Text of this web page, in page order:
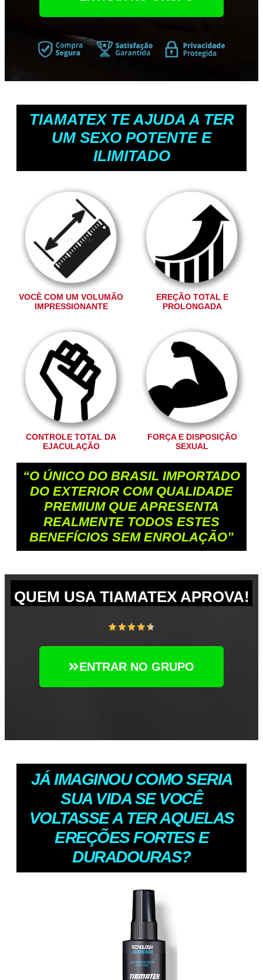
TIAMATEX TE AJUDA A TER
UM SEXO POTENTE E
ILIMITADO
VOCÊ COM UM VOLUMÃO
IMPRESSIONANTE
EREÇÃO TOTAL E
PROLONGADA
CONTROLE TOTAL DA
EJACULAÇÃO
FORÇA E DISPOSIÇÃO
SEXUAL
“O ÚNICO DO BRASIL IMPORTADO
DO EXTERIOR COM QUALIDADE
PREMIUM QUE APRESENTA
REALMENTE TODOS ESTES
BENEFÍCIOS SEM ENROLAÇÃO”
QUEM USA TIAMATEX APROVA!
ENTRAR NO GRUPO
JÁ IMAGINOU COMO SERIA
SUA VIDA SE VOCÊ
VOLTASSE A TER AQUELAS
EREÇÕES FORTES E
DURADOURAS?